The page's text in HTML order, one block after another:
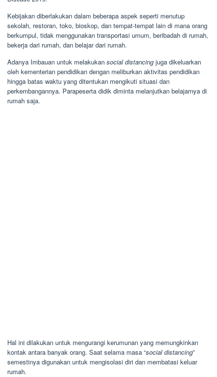
Kebijakan diberlakukan dalam beberapa aspek seperti menutup
sekolah, restoran, toko, bioskop, dan tempat-tempat lain di mana orang
berkumpul, tidak menggunakan transportasi umum, beribadah di rumah,
bekerja dari rumah, dan belajar dari rumah.
Adanya Imbauan untuk melakukan social distancing juga dikeluarkan
oleh kementerian pendidikan dengan meliburkan aktivitas pendidikan
hingga batas waktu yang ditentukan mengikuti situasi dan
perkembangannya. Parapeserta didik diminta melanjutkan belajarnya di
rumah saja.
Hal ini dilakukan untuk mengurangi kerumunan yang memungkinkan
kontak antara banyak orang. Saat selama masa “social distancing”
semestinya digunakan untuk mengisolasi diri dan membatasi keluar
rumah.